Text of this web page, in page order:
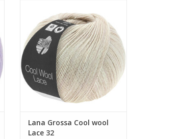
TOEVOEGEN AAN WINKELWAGEN
Lana Grossa Cool wool
Lace 32